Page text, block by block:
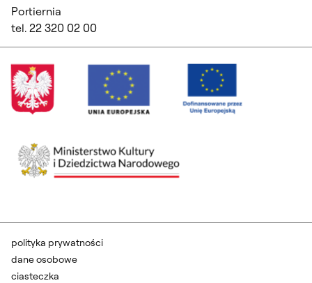
Portiernia
tel. 22 320 02 00
polityka prywatności
dane osobowe
ciasteczka